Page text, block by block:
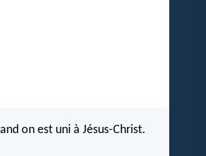
on est uni à Jésus-Christ.